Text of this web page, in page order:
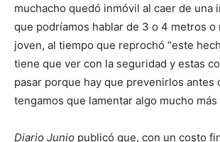
muchacho quedó inmóvil al caer de una
que podríamos hablar de 3 o 4 metros o
joven, al tiempo que reprochó “este
tiene que ver con la seguridad y estas
pasar porque hay que prevenirlos antes
tengamos que lamentar algo mucho más
Diario Junio publicó que, con un costo